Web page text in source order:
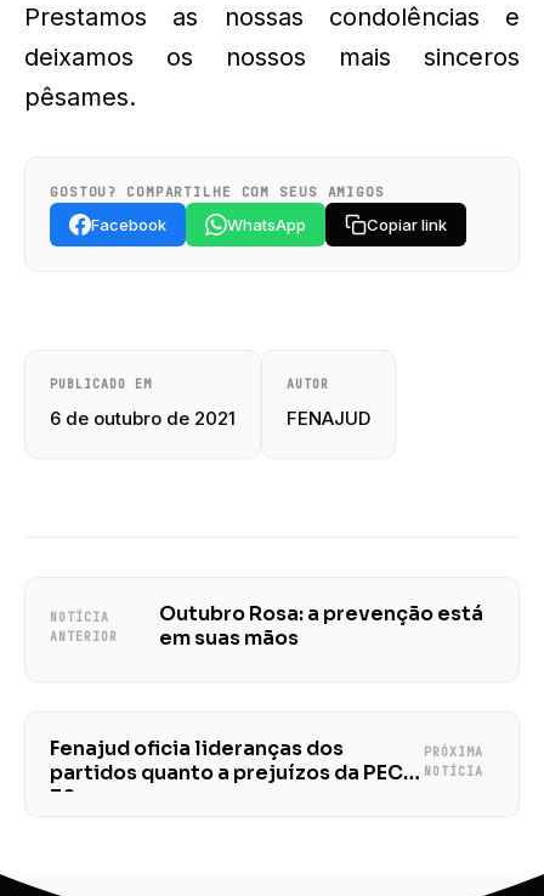
Prestamos as nossas condolências e
deixamos os nossos mais sinceros
pêsames.
GOSTOU? COMPARTILHE COM SEUS AMIGOS
Facebook WhatsApp Copiar link
PUBLICADO EM
6 de outubro de 2021
AUTOR
FENAJUD
NOTÍCIA
ANTERIOR
Outubro Rosa: a prevenção está
em suas mãos
Fenajud oficia lideranças dos
partidos quanto a prejuízos da PEC
32
PRÓXIMA
NOTÍCIA